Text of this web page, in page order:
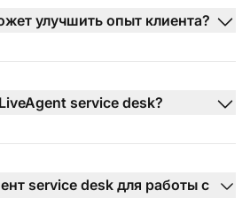
улучшить опыт клиента?
service desk?
service desk для работы с